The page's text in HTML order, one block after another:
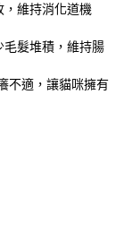
，維持消化道機
毛髮堆積，維持腸
不適，讓貓咪擁有